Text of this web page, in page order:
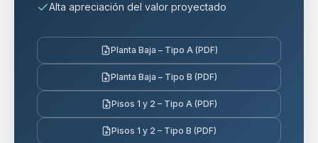
Alta apreciación del valor proyectado
Planta Baja – Tipo A (PDF)
Planta Baja – Tipo B (PDF)
Pisos 1 y 2 – Tipo A (PDF)
Pisos 1 y 2 – Tipo B (PDF)